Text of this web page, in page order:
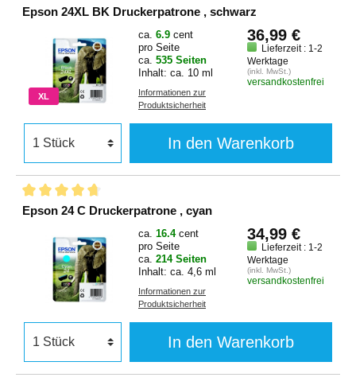
Epson 24XL BK Druckerpatrone , schwarz
XL
ca. 6.9 cent
pro Seite
ca. 535 Seiten
Inhalt: ca. 10 ml
Informationen zur
Produktsicherheit
36,99 €
Lieferzeit : 1-2
Werktage
(inkl. MwSt.)
versandkostenfrei
In den Warenkorb
Epson 24 C Druckerpatrone , cyan
ca. 16.4 cent
pro Seite
ca. 214 Seiten
Inhalt: ca. 4,6 ml
Informationen zur
Produktsicherheit
34,99 €
Lieferzeit : 1-2
Werktage
(inkl. MwSt.)
versandkostenfrei
In den Warenkorb